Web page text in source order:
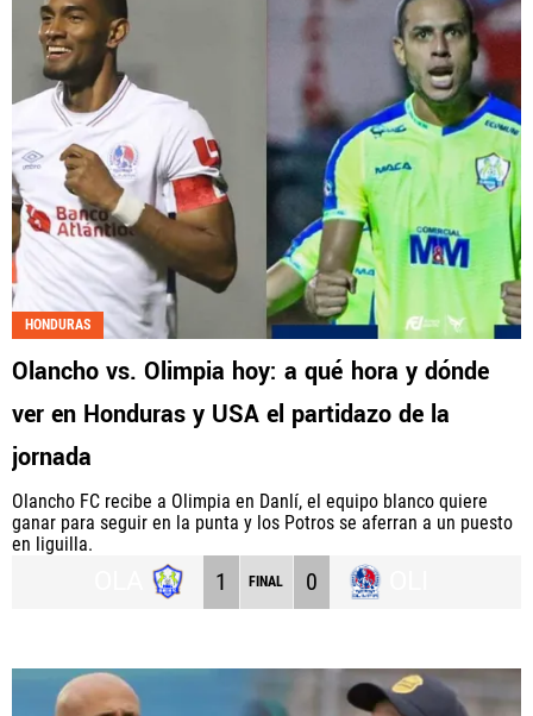
HONDURAS
Olancho vs. Olimpia hoy: a qué hora y dónde
ver en Honduras y USA el partidazo de la
jornada
Olancho FC recibe a Olimpia en Danlí, el equipo blanco quiere
ganar para seguir en la punta y los Potros se aferran a un puesto
en liguilla.
1 FINAL 0